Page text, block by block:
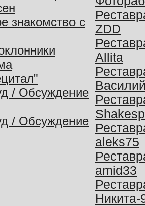
знакомство с
/ Обсуждение
/ Обсуждение
ZDD
Allita
aleks75
amid33
Никита-